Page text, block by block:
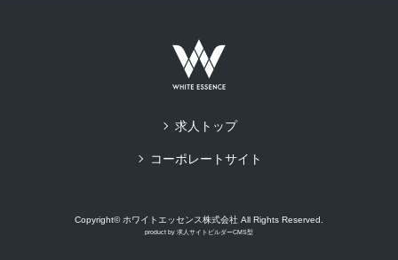
求人トップ
コーポレートサイト
Copyright© ホワイトエッセンス株式会社 All Rights Reserved.
product by 求人サイトビルダーCMS型